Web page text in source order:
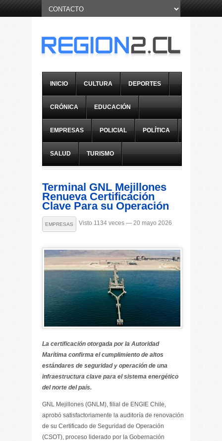
INICIO CULTURA DEPORTES
CRÓNICA EDUCACIÓN
EMPRESAS POLICIAL POLÍTICA
SALUD TURISMO
Terminal GNL Mejillones
Renueva Certificación
Clave Para su Operación
EMPRESAS Visto 1134 veces — 20 mayo 2026
La certificación otorgada por la Autoridad
Marítima confirma el cumplimiento de altos
estándares de seguridad y operación de una
infraestructura clave para el sistema energético
del norte del país.
GNL Mejillones (GNLM), filial de ENGIE Chile,
aprobó satisfactoriamente la auditoría de renovación
de su Certificado de Seguridad de Operación
(CSOT), proceso liderado por la Gobernación